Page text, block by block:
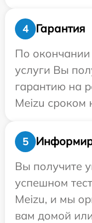
4
Гарантия
По
услуги Вы
гарантию на
Meizu сроком
5
Вы получите
успешном
Meizu, и мы
вам домой